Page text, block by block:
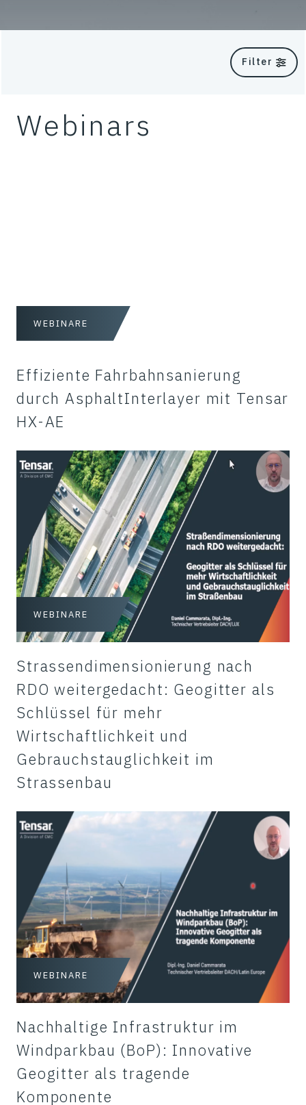
Filter
Webinars
WEBINARE
Effiziente Fahrbahnsanierung
durch AsphaltInterlayer mit Tensar
HX-AE
WEBINARE
Strassendimensionierung nach
RDO weitergedacht: Geogitter als
Schlüssel für mehr
Wirtschaftlichkeit und
Gebrauchstauglichkeit im
Strassenbau
WEBINARE
Nachhaltige Infrastruktur im
Windparkbau (BoP): Innovative
Geogitter als tragende
Komponente